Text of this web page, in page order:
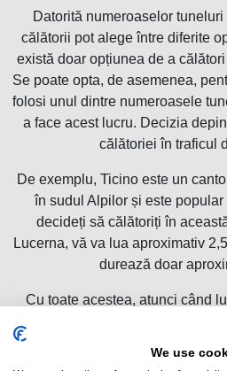
Datorită numeroaselor
călătorii pot alege între diferite
există doar opțiunea de a
Se poate opta, de asemenea,
folosi unul dintre numeroasele
a face acest lucru. Decizia
călătoriei în traficul
De exemplu, Ticino este un
în sudul Alpilor și este
decideți să călătoriți în
Lucerna, vă va lua aproximativ
durează doar
Cu toate acestea, atunci când
călătoriei poate fi prelungită
We use